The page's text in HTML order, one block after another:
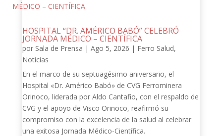
HOSPITAL “DR. AMÉRICO BABÓ” CELEBRÓ
JORNADA MÉDICO – CIENTÍFICA
por Sala de Prensa | Ago 5, 2026 | Ferro Salud,
Noticias
En el marco de su septuagésimo aniversario, el
Hospital «Dr. Américo Babó» de CVG Ferrominera
Orinoco, liderada por Aldo Cantafio, con el respaldo de
CVG y el apoyo de Visco Orinoco, reafirmó su
compromiso con la excelencia de la salud al celebrar
una exitosa Jornada Médico-Científica.